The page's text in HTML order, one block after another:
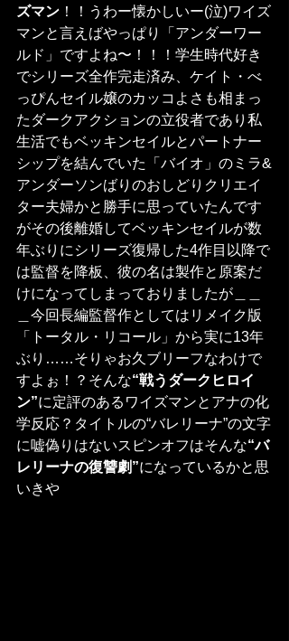
ズマン ！！うわー懐かしいー(泣)ワイズ
マンと言えばやっぱり「アンダーワー
ルド」ですよね〜！！！学生時代好き
でシリーズ全作完走済み、ケイト・べ
っぴんセイル嬢のカッコよさも相まっ
たダークアクションの立役者であり私
生活でもベッキンセイルとパートナー
シップを結んでいた「バイオ」のミラ&
アンダーソンばりのおしどりクリエイ
ター夫婦かと勝手に思っていたんです
がその後離婚してベッキンセイルが数
年ぶりにシリーズ復帰した4作目以降で
は監督を降板、彼の名は製作と原案だ
けになってしまっておりましたが＿＿
＿今回長編監督作としてはリメイク版
「トータル・リコール」から実に13年
ぶり……そりゃお久ブリーフなわけで
すよぉ！？そんな“戦うダークヒロイ
ン”に定評のあるワイズマンとアナの化
学反応？タイトルの“バレリーナ”の文字
に嘘偽りはないスピンオフはそんな“バ
レリーナの復讐劇”になっているかと思
いきや